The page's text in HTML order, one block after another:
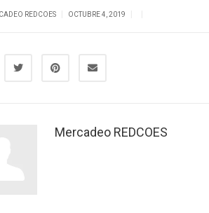
REDCOES OCTUBRE 4, 2019
Mercadeo REDCOES